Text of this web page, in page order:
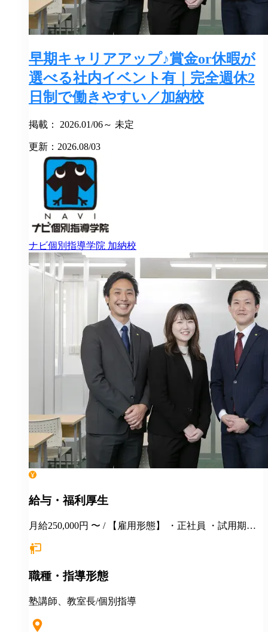
早期キャリアアップ♪賞金or休暇が
選べる社内イベント有｜完全週休2
日制で働きやすい／加納校
掲載： 2026.01/06～ 未定
更新：2026.08/03
ナビ個別指導学院 加納校
給与・福利厚生
月給250,000円 〜 / 【雇用形態】 ・正社員 ・試用期間6
経験・年齢等を考慮し、決定いたします。面接時にぜ
400万円（賞与、各種手当込み） ※上記は固定残業代
は、給与規定に基づき計算。 ※固定残業代は残業がな
室長の給与平均：月給33.1万円（2025年実績） ◆賞与
職種・指導形態
塾講師、教室長/個別指導